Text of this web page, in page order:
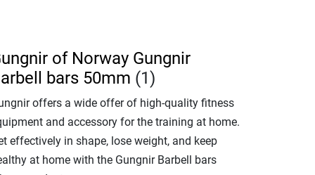
of Norway Gungnir
bars 50mm (1)
offers a wide offer of high-quality fitness
and accessory for the training at home.
effectively in shape, lose weight, and keep
at home with the Gungnir Barbell bars